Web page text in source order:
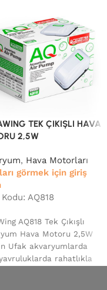
TEK ÇIKIŞLI HAVA
2,5W
, Hava Motorları
görmek için giriş
AQ818
AQ818 Tek Çıkışlı
Hava Motoru 2,5W
Ufak akvaryumlarda
rahatlıkla